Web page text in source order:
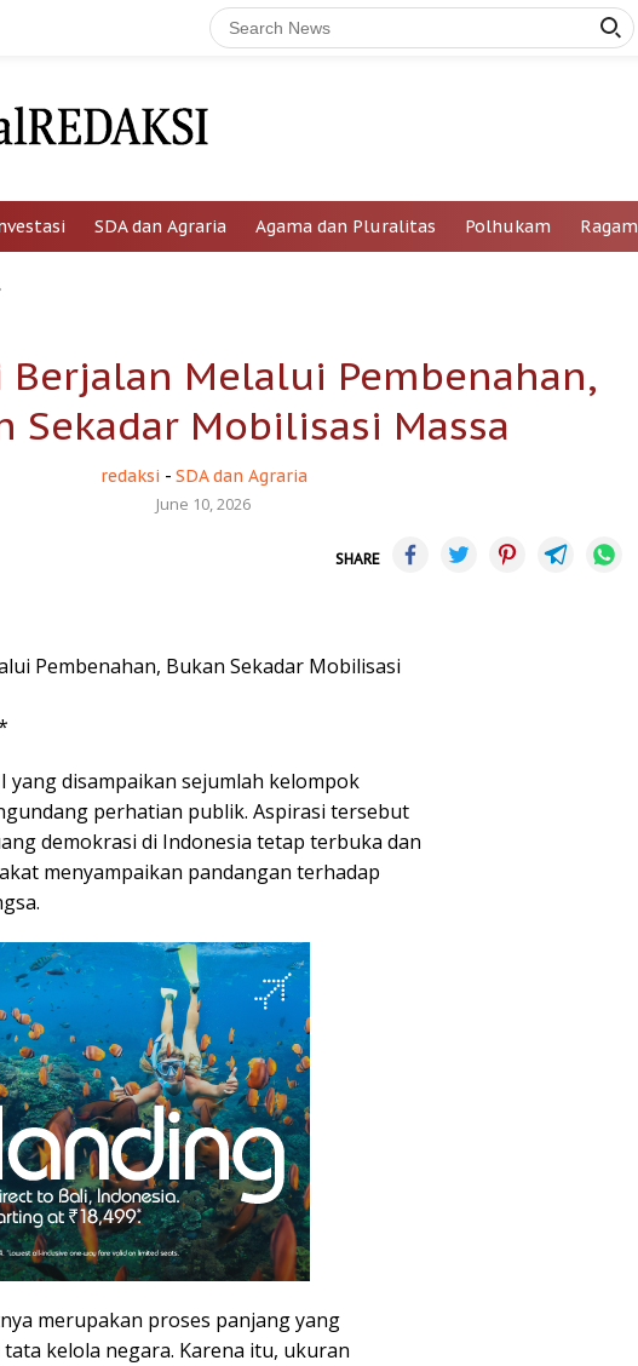
SDA dan Agraria Agama dan Pluralitas Polhukam Ragam
Berjalan Melalui Pembenahan,
Sekadar Mobilisasi Massa
redaksi - SDA dan Agraria
June 10, 2026
SHARE
Pembenahan, Bukan Sekadar Mobilisasi
yang disampaikan sejumlah kelompok
perhatian publik. Aspirasi tersebut
demokrasi di Indonesia tetap terbuka dan
menyampaikan pandangan terhadap
merupakan proses panjang yang
kelola negara. Karena itu, ukuran